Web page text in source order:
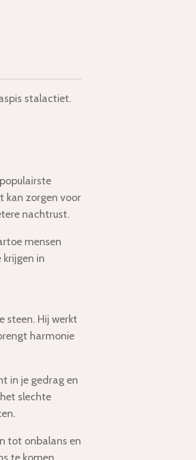
stalactiet.
kan zorgen voor
nachtrust.
mensen
krijgen in
steen. Hij werkt
harmonie
in je gedrag en
slechte
tot onbalans en